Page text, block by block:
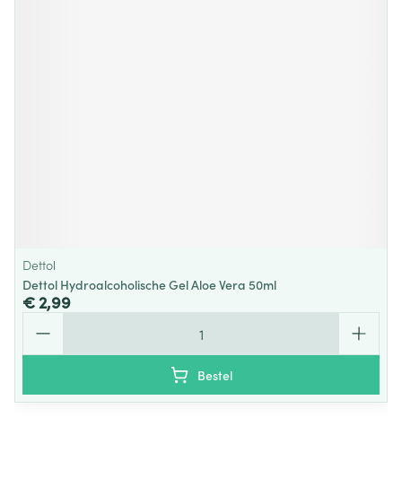
Dettol
Dettol Hydroalcoholische Gel Aloe Vera 50ml
€ 2,99
Bestel